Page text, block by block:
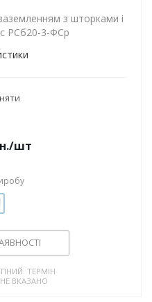
з шторками і
РСб20-3-ФСр
/шт
ТЕРМІН
ВКАЗАНО